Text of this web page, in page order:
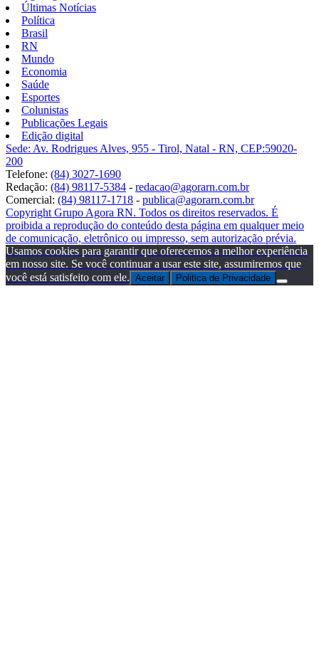
Últimas Notícias
Política
Brasil
RN
Mundo
Economia
Saúde
Esportes
Colunistas
Publicações Legais
Edição digital
Sede: Av. Rodrigues Alves, 955 - Tirol, Natal - RN, CEP:59020-
200
Telefone: (84) 3027-1690
Redação: (84) 98117-5384 - redacao@agorarn.com.br
Comercial: (84) 98117-1718 - publica@agorarn.com.br
Copyright Grupo Agora RN. Todos os direitos reservados. É
proibida a reprodução do conteúdo desta página em qualquer meio
de comunicação, eletrônico ou impresso, sem autorização prévia.
Usamos cookies para garantir que oferecemos a melhor experiência
em nosso site. Se você continuar a usar este site, assumiremos que
você está satisfeito com ele. Aceitar Politica de Privacidade